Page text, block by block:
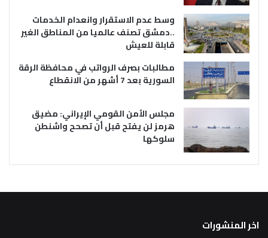
وسط عدم الاستقرار وانعدام الخدمات
..دمشق تصنف عالميا من المناطق الغير
قابلة للعيش
مطالبات بصرف الرواتب في محافظة الرقة
السورية بعد 7 أشهر من الانقطاع
مجلس الأمن القومي الإيراني: مضيق
هرمز لن يفتح قبل أن تصحح واشنطن
سلوكها
اخر المنشورات